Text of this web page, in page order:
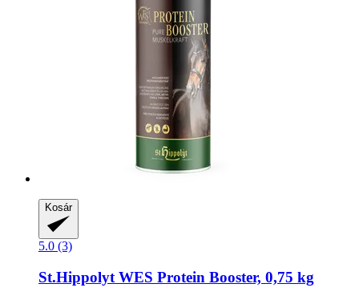
Kosár
5.0 (3)
St.Hippolyt WES Protein Booster, 0,75 kg